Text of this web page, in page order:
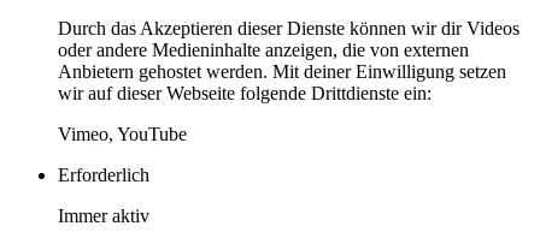
Durch das Akzeptieren dieser Dienste können wir dir Videos
oder andere Medieninhalte anzeigen, die von externen
Anbietern gehostet werden. Mit deiner Einwilligung setzen
wir auf dieser Webseite folgende Drittdienste ein:
Vimeo, YouTube
Erforderlich
Immer aktiv